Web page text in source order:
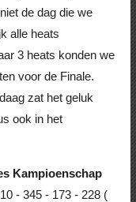
de dag die we
alle heats
3 heats konden we
voor de Finale.
zat het geluk
ook in het
Kampioenschap
- 345 - 173 - 228 (